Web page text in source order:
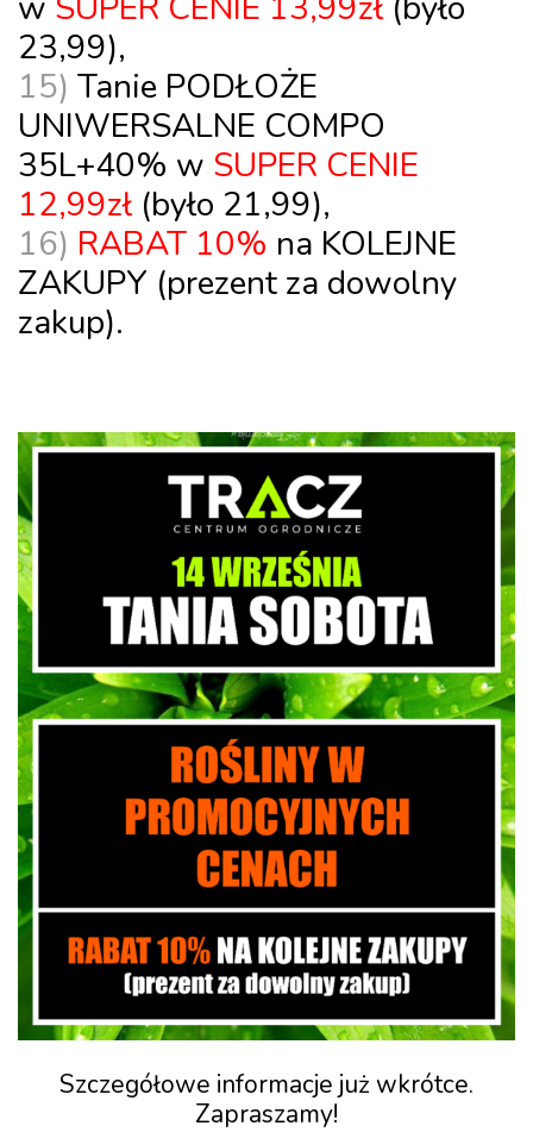
23,99),
15) Tanie PODŁOŻE
UNIWERSALNE COMPO
35L+40% w SUPER CENIE
12,99zł (było 21,99),
16) RABAT 10% na KOLEJNE
ZAKUPY (prezent za dowolny
zakup).
Szczegółowe informacje już wkrótce.
Zapraszamy!